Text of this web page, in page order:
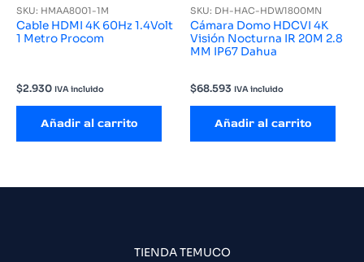
SKU: HMAA8001-1M
Cable HDMI 4K 60Hz 1.4Volt
1 Metro Procom
$2.930 IVA incluido
Añadir al carrito
SKU: DH-HAC-HDW1800MN
Cámara Domo HDCVI 4K
Visión Nocturna IR 20M 2.8
MM IP67 Dahua
$68.593 IVA incluido
Añadir al carrito
TIENDA TEMUCO